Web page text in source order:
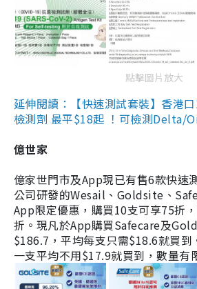
點擊圖片放大
延伸閱讀：【快速測試套裝】香港
檢測劑 最平$18起 ！可檢測Delta/
億世家
億家世門市及App現已有售6款快速
公司研發的Wesail、Goldsite、
App限定優惠，購買10支可享75折
折。現凡於App購買Safecare及
$186.7，平均每支只需$18.6就買到
一支平均不用$17.9就買到，數量有